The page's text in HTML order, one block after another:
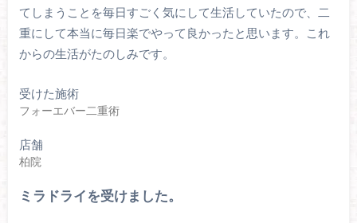
てしまうことを毎日すごく気にして生活していたので、二
重にして本当に毎日楽でやって良かったと思います。これ
からの生活がたのしみです。
受けた施術
フォーエバー二重術
店舗
柏院
ミラドライを受けました。